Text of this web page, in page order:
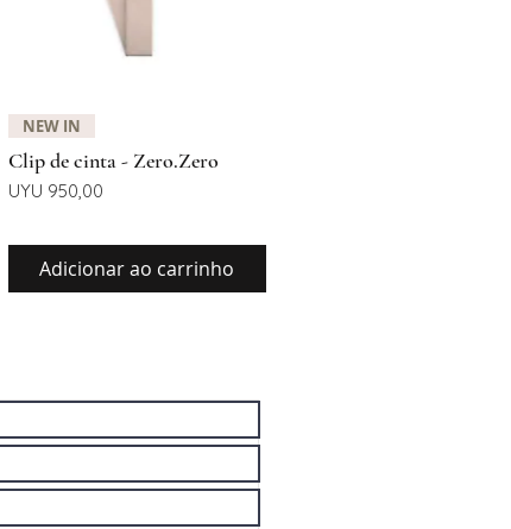
Visualização rápida
NEW IN
Clip de cinta - Zero.Zero
Preço
UYU 950,00
Adicionar ao carrinho